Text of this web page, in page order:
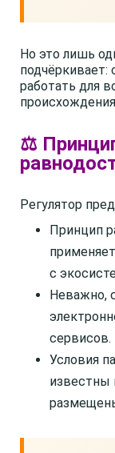
Но это лишь
работать для
⚖️
Регулятор
Принцип
с
Неважно,
сервисов.
Условия
известны